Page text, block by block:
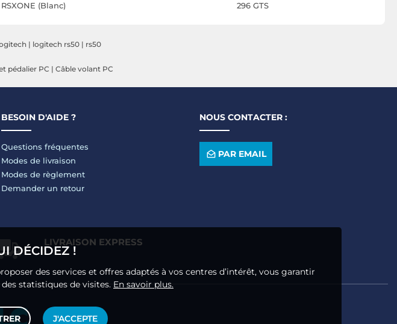
RSXONE (Blanc)
296 GTS
| logitech rs50 | rs50
pédalier PC | Câble volant PC
BESOIN D'AIDE ?
Questions fréquentes
Modes de livraison
Modes de règlement
Demander un retour
NOUS CONTACTER :
PAR EMAIL
LIVRAISON EXPRESS
DÉCIDEZ !
des services et offres adaptés à vos centres d’intérêt, vous garantir
statistiques de visites. En savoir plus.
J'ACCEPTE